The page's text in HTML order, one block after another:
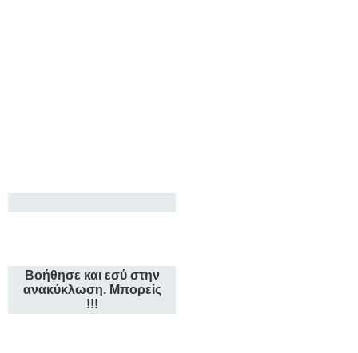
Βοήθησε και εσύ στην
ανακύκλωση. Μπορείς
!!!